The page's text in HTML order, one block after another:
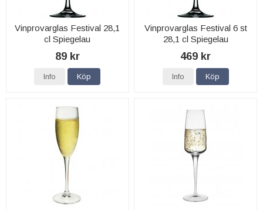
Vinprovarglas Festival 28,1
cl Spiegelau
89 kr
Info Köp
Vinprovarglas Festival 6 st
28,1 cl Spiegelau
469 kr
Info Köp